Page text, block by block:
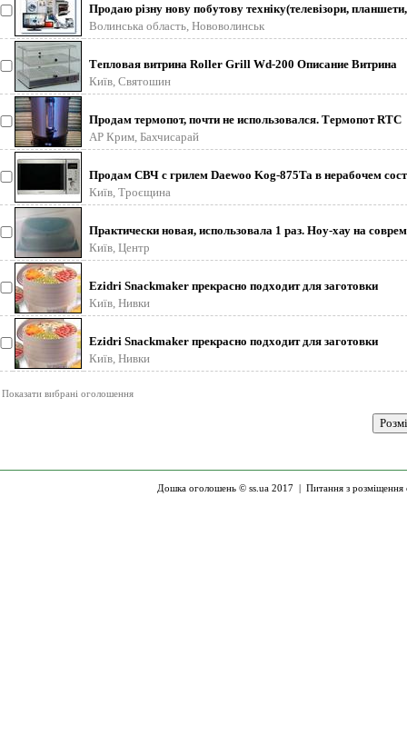
Продаю різну нову побутову техніку(телевізори, планшети,
пральні машини, пилососи, к
Волинська область, Нововолинськ
Тепловая витрина Roller Grill Wd-200 Описание Витрина
настольная тепловая cпециаль
Київ, Святошин
Продам термопот, почти не использовался. Термопот RTC
Austria. Корпус из нержаве
АР Крим, Бахчисарай
Продам СВЧ с грилем Daewoo Kog-875Ta в нерабочем
(не греет) на запчасти, ц
Київ, Троєщина
Практически новая, использовала 1 раз. Ноу-хау на
кухне. Продукция фир
Київ, Центр
Ezidri Snackmaker прекрасно подходит для заготовки
лекарственных растений, сушки фру
Київ, Нивки
Ezidri Snackmaker прекрасно подходит для заготовки
лекарственных растений, сушки фру
Київ, Нивки
Показати вибрані оголошення
Дошка оголошень © ss.ua 2017 | Питання з